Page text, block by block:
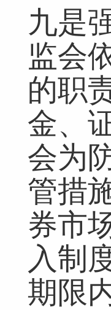
九是
监会
的职
金、
会为
管措
券市
入制
期限
网友跟帖 0条登录名：